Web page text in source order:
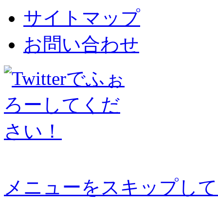
サイトマップ
お問い合わせ
メニューをスキップし